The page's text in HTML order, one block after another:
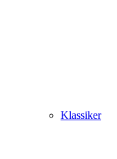
Klassiker